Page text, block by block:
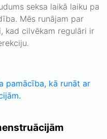
seksa laikā laiku pa
Mēs runājam par
kad cilvēkam regulāri ir